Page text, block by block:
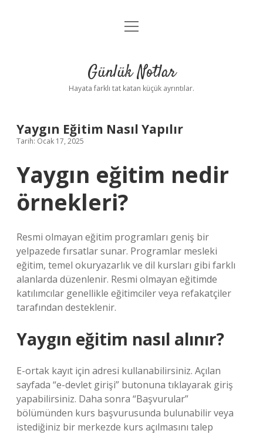
Anasayfa
Yasal Uyarı
menüyü
Günlük Notlar
Hayata farklı tat katan küçük ayrıntılar.
Yaygın Eğitim Nasıl Yapılır
Tarih: Ocak 17, 2025
Yaygın eğitim nedir
örnekleri?
Resmi olmayan eğitim programları geniş bir
yelpazede fırsatlar sunar. Programlar mesleki
eğitim, temel okuryazarlık ve dil kursları gibi farklı
alanlarda düzenlenir. Resmi olmayan eğitimde
katılımcılar genellikle eğitimciler veya refakatçiler
tarafından desteklenir.
Yaygın eğitim nasıl alınır?
E-ortak kayıt için adresi kullanabilirsiniz. Açılan
sayfada “e-devlet girişi” butonuna tıklayarak giriş
yapabilirsiniz. Daha sonra “Başvurular”
bölümünden kurs başvurusunda bulunabilir veya
istediğiniz bir merkezde kurs açılmasını talep